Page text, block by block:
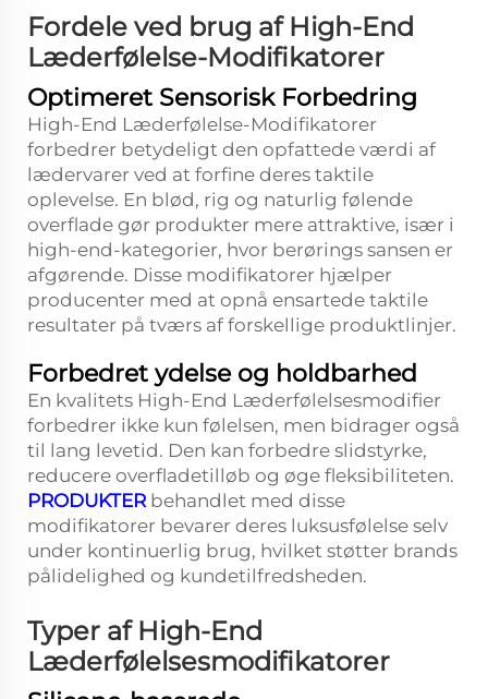
Fordele ved brug af High-End
Læderfølelse-Modifikatorer
Optimeret Sensorisk Forbedring
High-End Læderfølelse-Modifikatorer
forbedrer betydeligt den opfattede værdi af
lædervarer ved at forfine deres taktile
oplevelse. En blød, rig og naturlig følende
overflade gør produkter mere attraktive, især i
high-end-kategorier, hvor berørings sansen er
afgørende. Disse modifikatorer hjælper
producenter med at opnå ensartede taktile
resultater på tværs af forskellige produktlinjer.
Forbedret ydelse og holdbarhed
En kvalitets High-End Læderfølelsesmodifier
forbedrer ikke kun følelsen, men bidrager også
til lang levetid. Den kan forbedre slidstyrke,
reducere overfladetilløb og øge fleksibiliteten.
PRODUKTER behandlet med disse
modifikatorer bevarer deres luksusfølelse selv
under kontinuerlig brug, hvilket støtter brands
pålidelighed og kundetilfredsheden.
Typer af High-End
Læderfølelsesmodifikatorer